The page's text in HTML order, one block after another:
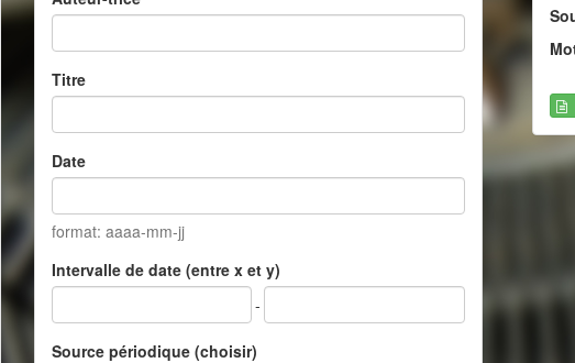
Titre
Date
format: aaaa-mm-jj
Intervalle de date (entre x et y)
-
Source périodique (choisir)